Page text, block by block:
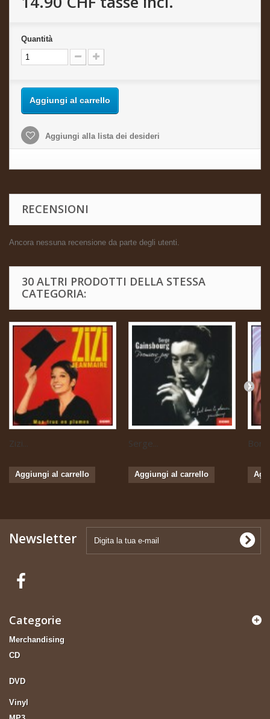
Quantità
Aggiungi al carrello
Aggiungi alla lista dei desideri
RECENSIONI
Ancora nessuna recensione da parte degli utenti.
30 ALTRI PRODOTTI DELLA STESSA
CATEGORIA:
Zizi...
Aggiungi al carrello
Serge...
Aggiungi al carrello
Newsletter
Categorie
Merchandising
CD
DVD
Vinyl